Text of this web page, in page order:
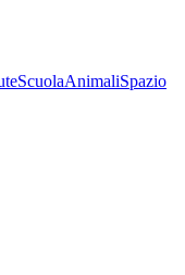
ScuolaAnimaliSpazio